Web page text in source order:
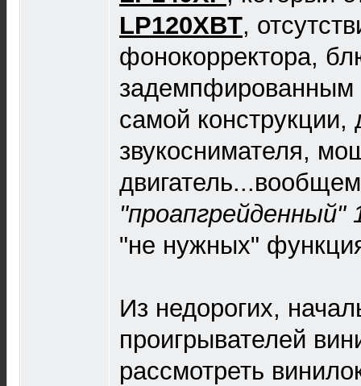
LP120XBT,
фонокорректора,
самой конструкции,
звукоснимателя,
"проапгрейденный"
"не нужных"
Из недорогих,
проигрывателей
рассмотреть